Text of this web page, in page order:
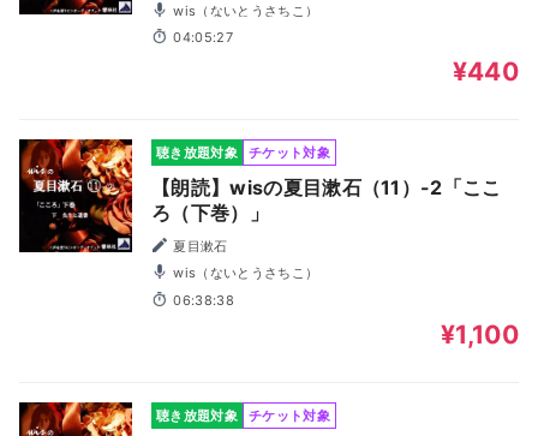
wis（ないとうさちこ）
04:05:27
¥440
聴き放題対象 チケット対象
【朗読】wisの夏目漱石（11）-2「ここ
ろ（下巻）」
夏目漱石
wis（ないとうさちこ）
06:38:38
¥1,100
聴き放題対象 チケット対象